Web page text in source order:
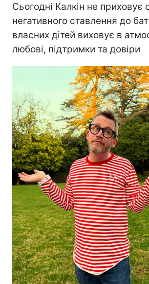
Сьогодні Калкін не приховує
негативного ставлення до
власних дітей виховує в
любові, підтримки та довіри